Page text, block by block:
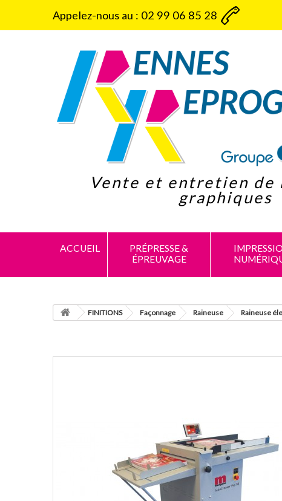
Appelez-nous au : 02 99 06 85 28
Vente et entretien de
graphiques
ACCUEIL
PRÉPRESSE &
ÉPREUVAGE
FINITIONS Façonnage Raineuse Raineuse